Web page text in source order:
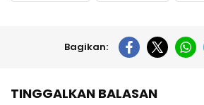
Bagikan:
TINGGALKAN BALASAN